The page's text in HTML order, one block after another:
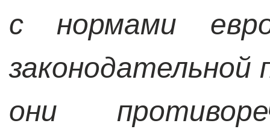
с нормами
законодательной
они